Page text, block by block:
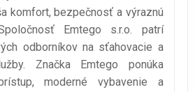
komfort, bezpečnosť a výraznú
Emtego s.r.o. patrí
odborníkov na sťahovacie a
Značka Emtego ponúka
moderné vybavenie a